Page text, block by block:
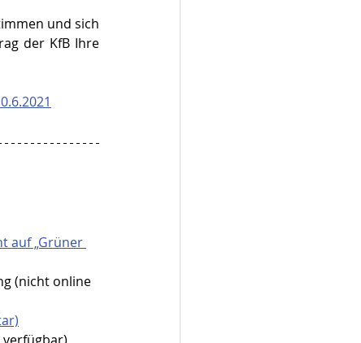
und sich
der KfB Ihre
auf „Grüner
(nicht online